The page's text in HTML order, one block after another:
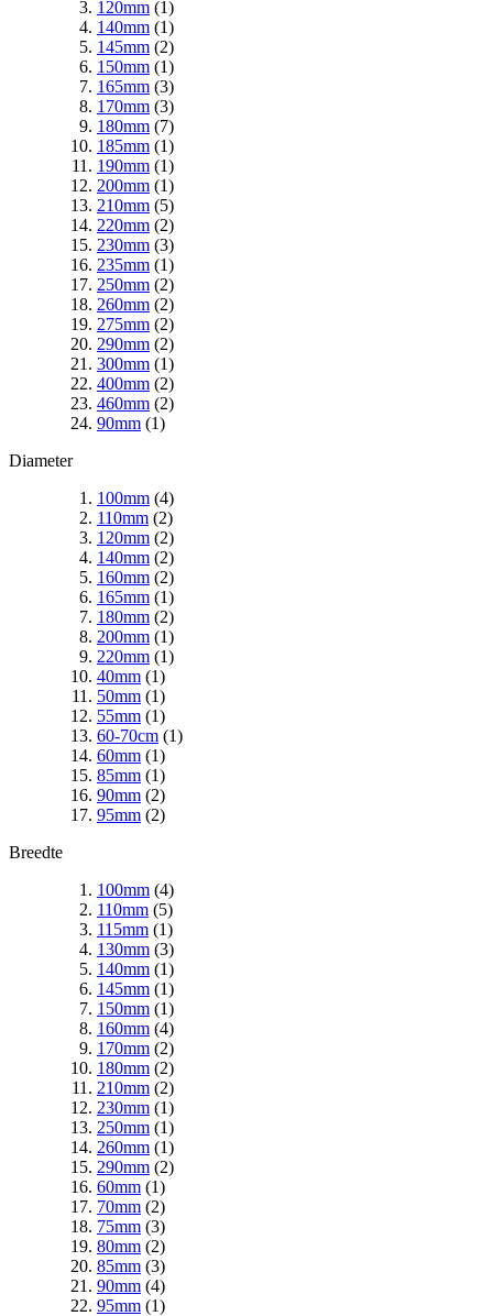
120mm (1)
140mm (1)
145mm (2)
150mm (1)
165mm (3)
170mm (3)
180mm (7)
185mm (1)
190mm (1)
200mm (1)
210mm (5)
220mm (2)
230mm (3)
235mm (1)
250mm (2)
260mm (2)
275mm (2)
290mm (2)
300mm (1)
400mm (2)
460mm (2)
90mm (1)
Diameter
100mm (4)
110mm (2)
120mm (2)
140mm (2)
160mm (2)
165mm (1)
180mm (2)
200mm (1)
220mm (1)
40mm (1)
50mm (1)
55mm (1)
60-70cm (1)
60mm (1)
85mm (1)
90mm (2)
95mm (2)
Breedte
100mm (4)
110mm (5)
115mm (1)
130mm (3)
140mm (1)
145mm (1)
150mm (1)
160mm (4)
170mm (2)
180mm (2)
210mm (2)
230mm (1)
250mm (1)
260mm (1)
290mm (2)
60mm (1)
70mm (2)
75mm (3)
80mm (2)
85mm (3)
90mm (4)
95mm (1)